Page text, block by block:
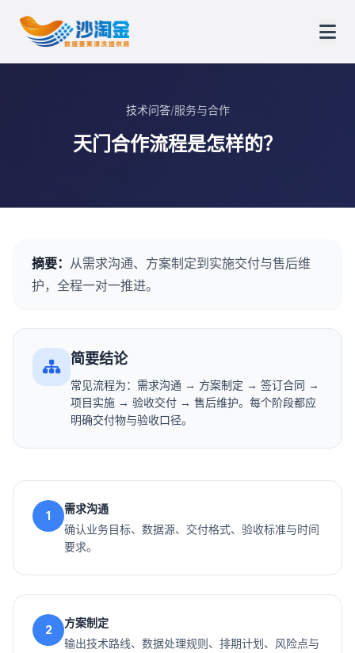
技术问答/服务与合作
天门合作流程是怎样的？
摘要： 从需求沟通、方案制定到实施交付与售后维
护，全程一对一推进。
简要结论
常见流程为：需求沟通 → 方案制定 → 签订合同 →
项目实施 → 验收交付 → 售后维护。每个阶段都应
明确交付物与验收口径。
1
需求沟通
确认业务目标、数据源、交付格式、验收标准与时间
要求。
2
方案制定
输出技术路线、数据处理规则、排期计划、风险点与